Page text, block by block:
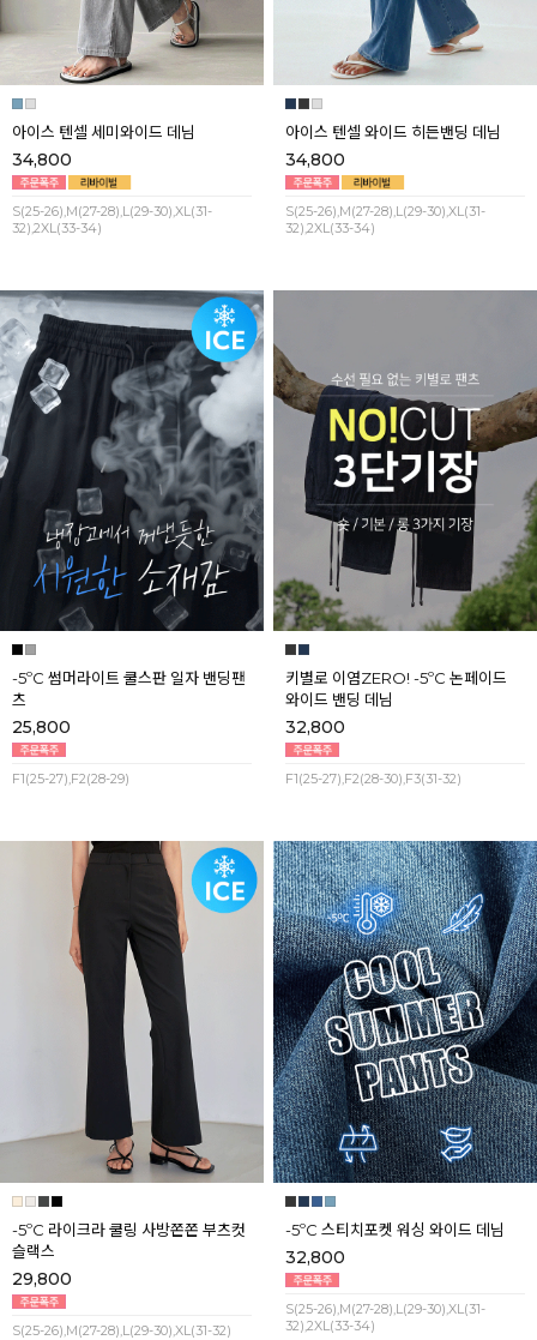
아이스 텐셀 세미와이드 데님
34,800
S(25-26),M(27-28),L(29-30),XL(31-
32),2XL(33-34)
아이스 텐셀 와이드 히든밴딩 데님
34,800
S(25-26),M(27-28),L(29-30),XL(31-
32),2XL(33-34)
-5ºC 썸머라이트 쿨스판 일자 밴딩팬
츠
25,800
F1(25-27),F2(28-29)
키별로 이염ZERO! -5ºC 논페이드
와이드 밴딩 데님
32,800
F1(25-27),F2(28-30),F3(31-32)
-5ºC 라이크라 쿨링 사방쫀쫀 부츠컷
슬랙스
29,800
S(25-26),M(27-28),L(29-30),XL(31-32)
-5ºC 스티치포켓 워싱 와이드 데님
32,800
S(25-26),M(27-28),L(29-30),XL(31-
32),2XL(33-34)